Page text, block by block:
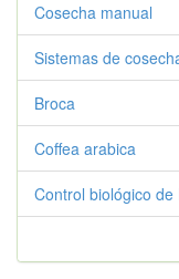
Cosecha manual
Sistemas de
Broca
Coffea arabica
Control biológico